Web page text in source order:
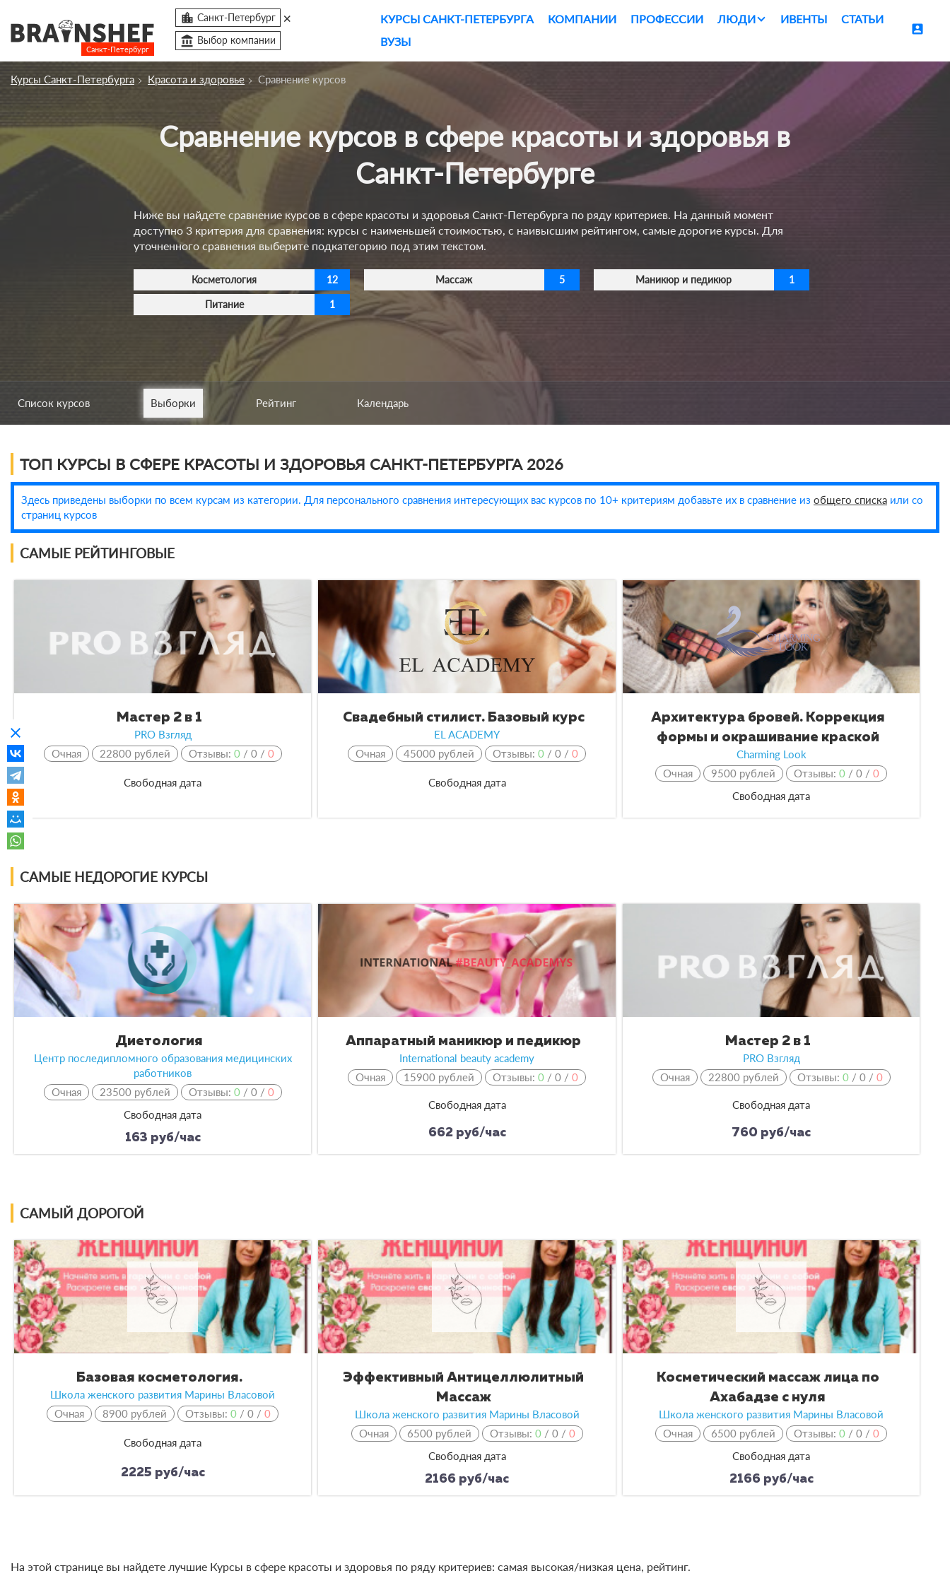
Санкт-Петербург
 Санкт-Петербург ×
account_balance Выбор компании
КУРСЫ САНКТ-ПЕТЕРБУРГА КОМПАНИИ ПРОФЕССИИ ЛЮДИ ИВЕНТЫ
СТАТЬИ
ВУЗЫ
account_box
Компании
Профессии
clear
Курсы Санкт-Петербурга Красота и здоровье Сравнение курсов
Сравнение курсов в сфере красоты и здоровья в
Санкт-Петербурге
Ниже вы найдете сравнение курсов в сфере красоты и здоровья Санкт-Петербурга по ряду критериев. На данный момент
доступно 3 критерия для сравнения: курсы с наименьшей стоимостью, с наивысшим рейтингом, самые дорогие курсы. Для
уточненного сравнения выберите подкатегорию под этим текстом.
Косметология 12 Массаж 5 Маникюр и педикюр 1
Питание 1
Список курсов Выборки Рейтинг Календарь
ТОП КУРСЫ В СФЕРЕ КРАСОТЫ И ЗДОРОВЬЯ САНКТ-ПЕТЕРБУРГА 2026
Здесь приведены выборки по всем курсам из категории. Для персонального сравнения интересующих вас курсов по 10+ критериям добавьте их в сравнение из общего списка или со
страниц курсов
САМЫЕ РЕЙТИНГОВЫЕ
Мастер 2 в 1
PRO Взгляд
Очная
22800 рублей Отзывы: 0/ 0/ 0
Свободная дата
Свадебный стилист. Базовый курс
EL ACADEMY
Очная
45000 рублей Отзывы:0 /0 /0
Свободная дата
Архитектура бровей. Коррекция
формы и окрашивание краской
Charming Look
Очная
9500 рублей Отзывы:0 /0 /0
Свободная дата
САМЫЕ НЕДОРОГИЕ КУРСЫ
Диетология
Центр последипломного образования медицинских
работников
Очная
23500 рублей Отзывы: 0/ 0/ 0
Свободная дата
163 руб/час
Аппаратный маникюр и педикюр
International beauty academy
Очная
15900 рублей Отзывы:0 /0 /0
Свободная дата
662 руб/час
Мастер 2 в 1
PRO Взгляд
Очная
22800 рублей Отзывы: 0/ 0/ 0
Свободная дата
760 руб/час
САМЫЙ ДОРОГОЙ
Базовая косметология.
Школа женского развития Марины Власовой
Очная
8900 рублей Отзывы:0 /0 /0
Свободная дата
2225 руб/час
Эффективный Антицеллюлитный
Массаж
Школа женского развития Марины Власовой
Очная
6500 рублей Отзывы: 0/ 0/ 0
Свободная дата
2166 руб/час
Косметический массаж лица по
Ахабадзе с нуля
Школа женского развития Марины Власовой
Очная
6500 рублей Отзывы:0 /0 /0
Свободная дата
2166 руб/час
На этой странице вы найдете лучшие Курсы в сфере красоты и здоровья по ряду критериев: самая высокая/низкая цена, рейтинг.